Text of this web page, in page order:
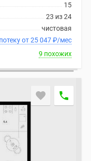
15
23 из 24
чистовая
В ипотеку от 25 047₽/мес
9 похожих